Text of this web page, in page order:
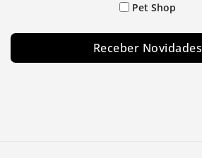
Pet Shop
Receber Novidades